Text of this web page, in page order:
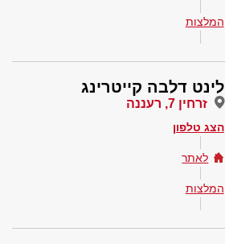
המלצות
לינט דלבה קייטרינג
זרחין 7, רעננה
הצג טלפון
לאתר
המלצות